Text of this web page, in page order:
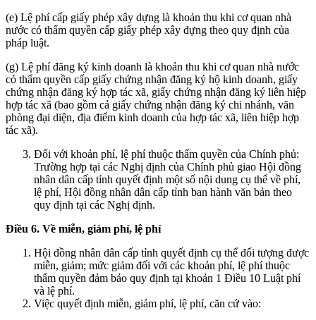
(e) Lệ phí cấp giấy phép xây dựng là khoản thu khi cơ quan nhà
nước có thẩm quyền cấp giấy phép xây dựng theo quy định của
pháp luật.
(g) Lệ phí đăng ký kinh doanh là khoản thu khi cơ quan nhà nước
có thẩm quyền cấp giấy chứng nhận đăng ký hộ kinh doanh, giấy
chứng nhận đăng ký hợp tác xã, giấy chứng nhận đăng ký liên hiệp
hợp tác xã (bao gồm cả giấy chứng nhận đăng ký chi nhánh, văn
phòng đại diện, địa điểm kinh doanh của hợp tác xã, liên hiệp hợp
tác xã).
Đối với khoản phí, lệ phí thuộc thẩm quyền của Chính phủ:
Trường hợp tại các Nghị định của Chính phủ giao Hội đồng
nhân dân cấp tỉnh quyết định một số nội dung cụ thể về phí,
lệ phí, Hội đồng nhân dân cấp tỉnh ban hành văn bản theo
quy định tại các Nghị định.
Điều 6. Về miễn, giảm phí, lệ phí
Hội đồng nhân dân cấp tỉnh quyết định cụ thể đối tượng được
miễn, giảm; mức giảm đối với các khoản phí, lệ phí thuộc
thẩm quyền đảm bảo quy định tại khoản 1 Điều 10 Luật phí
và lệ phí.
Việc quyết định miễn, giảm phí, lệ phí, căn cứ vào: